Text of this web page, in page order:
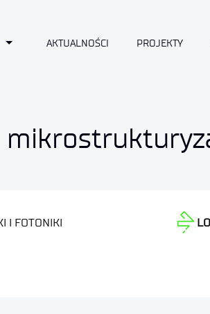
Toggle Dropdown
AKTUALNOŚCI PROJEKTY
I FOTONIKI